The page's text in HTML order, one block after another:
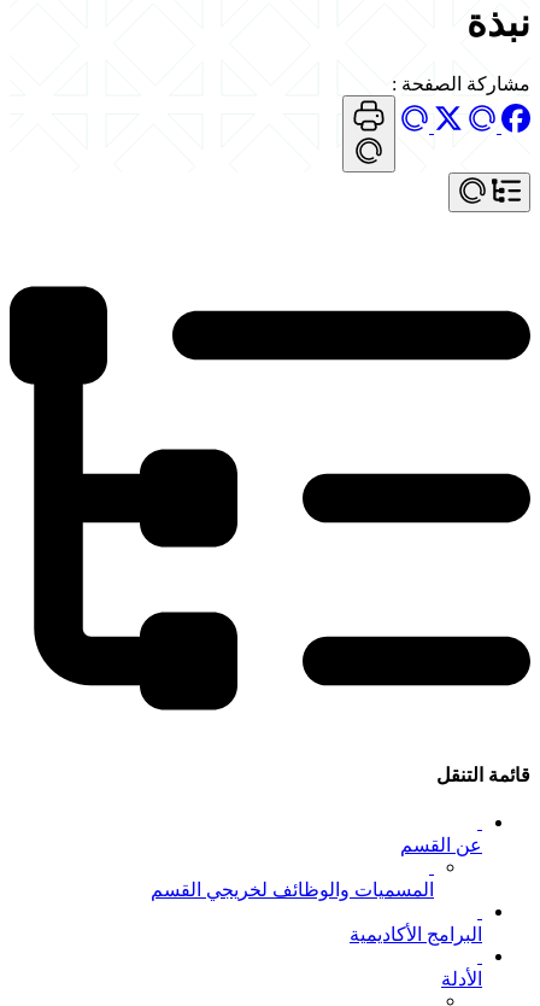
نبذة
مشاركة الصفحة :
قائمة التنقل
عن القسم
المسميات والوظائف لخريجي القسم
البرامج الأكاديمية
الأدلة